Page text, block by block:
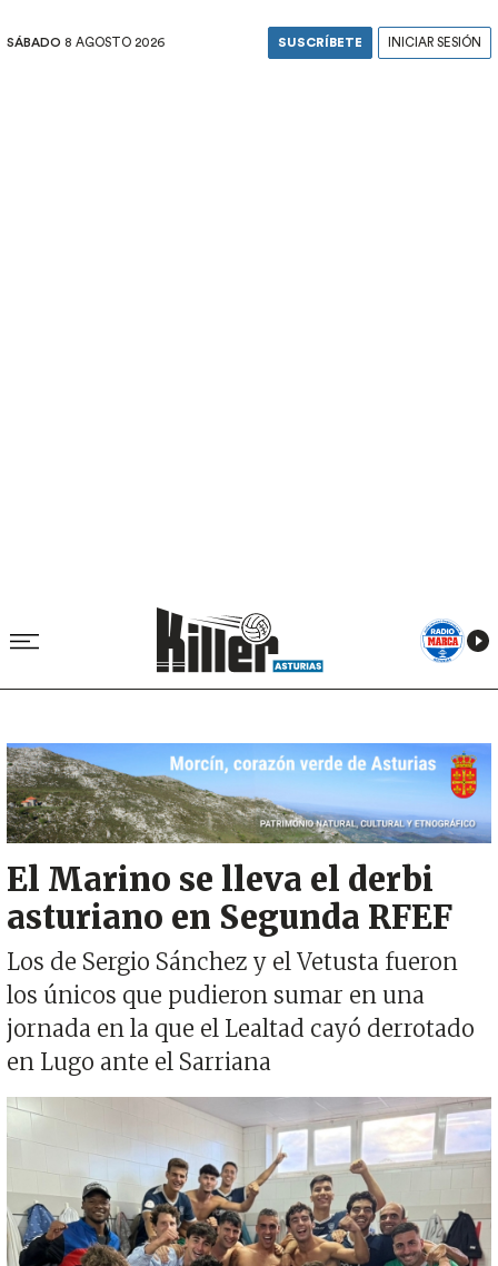
SÁBADO 8 AGOSTO 2026 SUSCRÍBETE INICIAR SESIÓN
Image
El Marino se lleva el derbi
asturiano en Segunda RFEF
Los de Sergio Sánchez y el Vetusta fueron
los únicos que pudieron sumar en una
jornada en la que el Lealtad cayó derrotado
en Lugo ante el Sarriana
Imagen